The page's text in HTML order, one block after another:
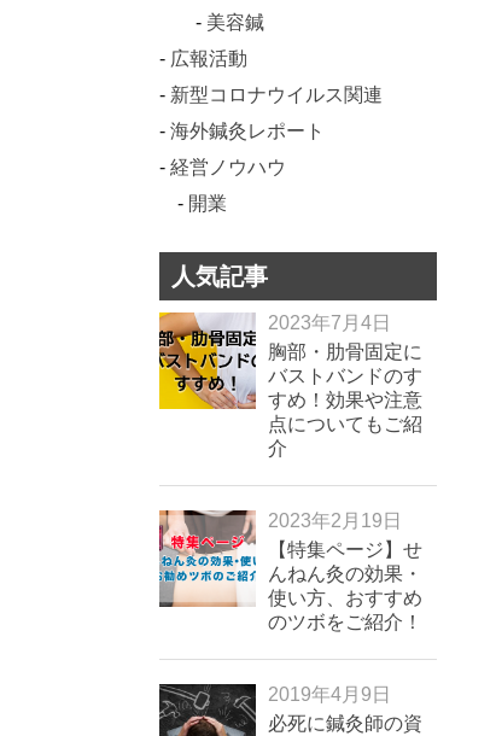
美容鍼
広報活動
新型コロナウイルス関連
海外鍼灸レポート
経営ノウハウ
開業
人気記事
2023年7月4日
胸部・肋骨固定に
バストバンドのす
すめ！効果や注意
点についてもご紹
介
2023年2月19日
【特集ページ】せ
んねん灸の効果・
使い方、おすすめ
のツボをご紹介！
2019年4月9日
必死に鍼灸師の資